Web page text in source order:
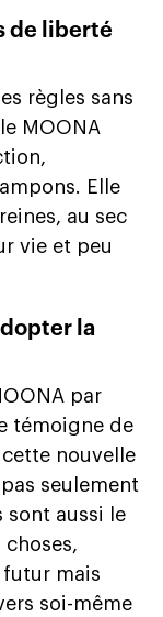
de liberté
règles sans
MOONA
Elle
au sec
vie et peu
la
par
témoigne de
cette nouvelle
seulement
sont aussi le
choses,
mais
soi-même